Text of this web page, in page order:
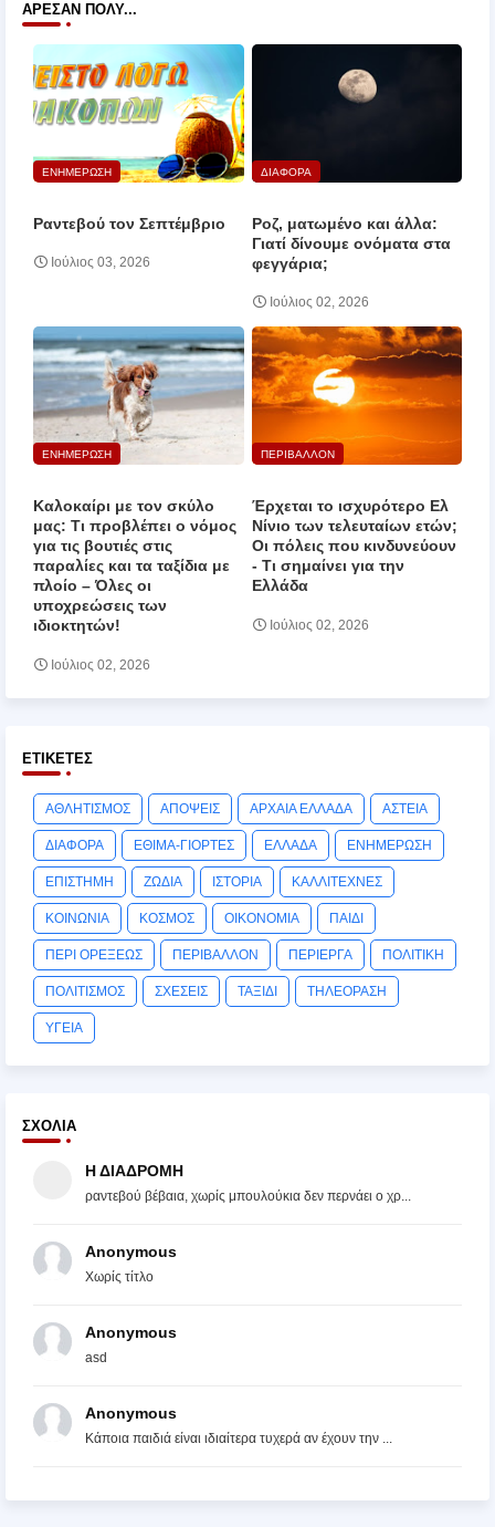
ΆΡΕΣΑΝ ΠΟΛΎ...
ΕΝΗΜΕΡΩΣΗ
Ραντεβού τον Σεπτέμβριο
Ιούλιος 03, 2026
ΔΙΑΦΟΡΑ
Ροζ, ματωμένο και άλλα:
Γιατί δίνουμε ονόματα στα
φεγγάρια;
Ιούλιος 02, 2026
ΕΝΗΜΕΡΩΣΗ
Καλοκαίρι με τον σκύλο
μας: Τι προβλέπει ο νόμος
για τις βουτιές στις
παραλίες και τα ταξίδια με
πλοίο – Όλες οι
υποχρεώσεις των
ιδιοκτητών!
Ιούλιος 02, 2026
ΠΕΡΙΒΑΛΛΟΝ
Έρχεται το ισχυρότερο Ελ
Νίνιο των τελευταίων ετών;
Οι πόλεις που κινδυνεύουν
‑ Τι σημαίνει για την
Ελλάδα
Ιούλιος 02, 2026
ΕΤΙΚΈΤΕΣ
ΑΘΛΗΤΙΣΜΟΣ ΑΠΟΨΕΙΣ ΑΡΧΑΙΑ ΕΛΛΑΔΑ ΑΣΤΕΙΑ
ΔΙΑΦΟΡΑ ΕΘΙΜΑ-ΓΙΟΡΤΕΣ ΕΛΛΑΔΑ ΕΝΗΜΕΡΩΣΗ
ΕΠΙΣΤΗΜΗ ΖΩΔΙΑ ΙΣΤΟΡΙΑ ΚΑΛΛΙΤΕΧΝΕΣ
ΚΟΙΝΩΝΙΑ ΚΟΣΜΟΣ ΟΙΚΟΝΟΜΙΑ ΠΑΙΔΙ
ΠΕΡΙ ΟΡΕΞΕΩΣ ΠΕΡΙΒΑΛΛΟΝ ΠΕΡΙΕΡΓΑ ΠΟΛΙΤΙΚΗ
ΠΟΛΙΤΙΣΜΟΣ ΣΧΕΣΕΙΣ ΤΑΞΙΔΙ ΤΗΛΕΟΡΑΣΗ
ΥΓΕΙΑ
ΣΧΌΛΙΑ
Η ΔΙΑΔΡΟΜΗ
ραντεβού βέβαια, χωρίς μπουλούκια δεν περνάει ο χρ...
Anonymous
Χωρίς τίτλο
Anonymous
asd
Anonymous
Κάποια παιδιά είναι ιδιαίτερα τυχερά αν έχουν την ...